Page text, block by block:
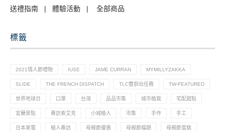
送禮指南 | 體驗活動 | 全部商品
標籤
2021情人節禮物 IUSE JAME CURRAN MYMILLYZAKKA
SLIDE THE FRENCH DISPATCH TLC雙廚出任務 TW-FEATURED
世界地球日 口罩 台灣 品品市集 城市植栽 宅配甜點
宜蘭景點 專訪索艾克 小城植人 市集 手作 手工
日本家電 植人專訪 母親節優惠 母親節檔期 母親節蛋糕